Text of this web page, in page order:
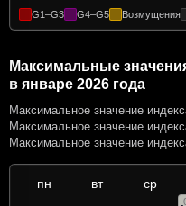
G1–G3 G4–G5 Возмущения
Максимальные
в январе 2026 года
Максимальное значение
Максимальное значение
Максимальное значение
пн вт ср